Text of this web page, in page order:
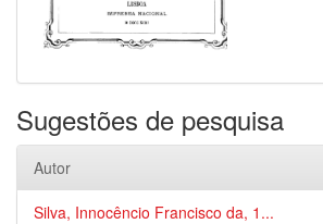
Sugestões de pesquisa
Autor
Silva, Innocêncio Francisco da, 1...